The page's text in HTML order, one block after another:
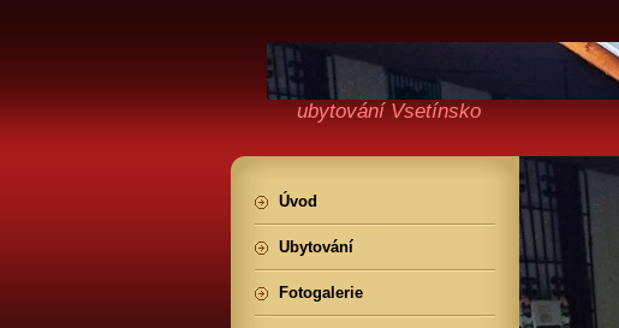
ubytování Vsetínsko
Úvod
Ubytování
Fotogalerie